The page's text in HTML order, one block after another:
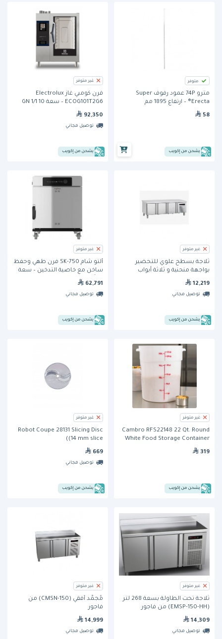
متوفر
مترو 74P عمود رفوف Super
Erecta® – ارتفاع 1895 مم
58
يشحن من إكويب
غير متوفر
فرن كومبي غاز Electrolux
ECOG101T2G6 – سعة 10 GN 1/1
92,350
توصيل مجاني
يشحن من إكويب
غير متوفر
ثلاجة بسطح علوي للتحضير
بواجهة منحنية و ثلاثة أبواب
12,219
توصيل مجاني
يشحن من إكويب
غير متوفر
ألتو شام 750-SK فرن طهي وحفظ
ساخن مع خاصية التدخين – سعة
62,791
توصيل مجاني
يشحن من إكويب
غير متوفر
Cambro RFS22148 22 Qt. Round
White Food Storage Container
319
يشحن من إكويب
غير متوفر
Robot Coupe 28131 Slicing Disc
(14 mm slice)
669
توصيل مجاني
يشحن من إكويب
غير متوفر
ثلاجة تحت الطاولة بسعة 268 لتر
(EMSP-150-HH) من فاجور
14,309
توصيل مجاني
غير متوفر
مُجمِّد أفقي (CMSN-150) من
فاجور
14,999
توصيل مجاني